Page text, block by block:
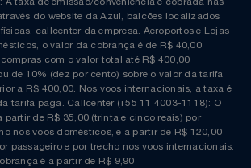
do website da Azul, balcões localizados
callcenter da empresa. Aeroportos e Lojas
o valor da cobrança é de R$ 40,00
com o valor total até R$ 400,00
de 10% (dez por cento) sobre o valor da tarifa
a R$ 400,00. Nos voos internacionais, a taxa é
tarifa paga. Callcenter (+55 11 4003-1118): O
partir de R$ 35,00 (trinta e cinco reais) por
nos voos domésticos, e a partir de R$ 120,00
passageiro e por trecho nos voos internacionais.
é a partir de R$ 9,90